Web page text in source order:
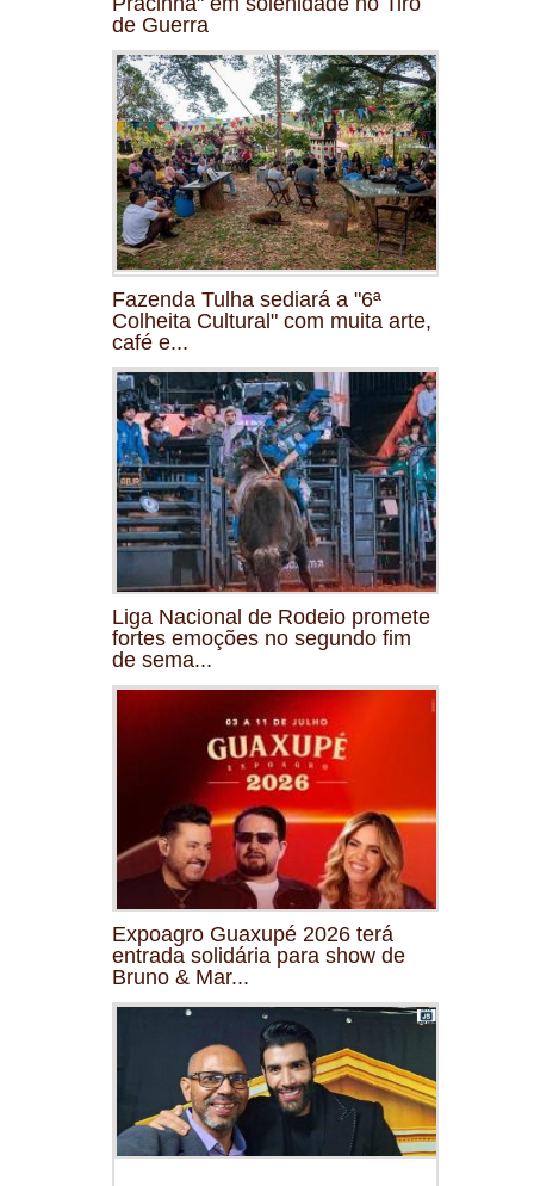
de Guerra
Fazenda Tulha sediará a "6ª
Colheita Cultural" com muita arte,
café e...
Liga Nacional de Rodeio promete
fortes emoções no segundo fim
de sema...
Expoagro Guaxupé 2026 terá
entrada solidária para show de
Bruno & Mar...